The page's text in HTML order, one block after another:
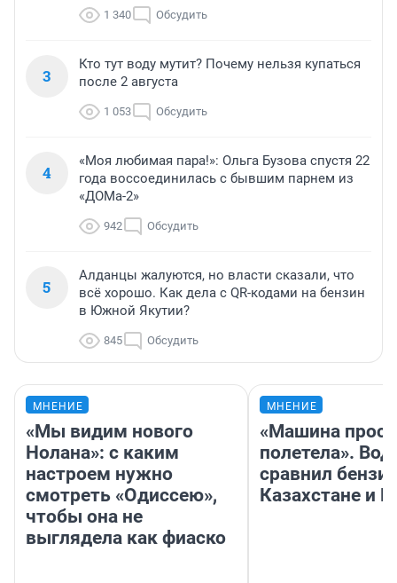
1 340 Обсудить
3
Кто тут воду мутит? Почему нельзя купаться
после 2 августа
1 053 Обсудить
4
«Моя любимая пара!»: Ольга Бузова спустя 22
года воссоединилась с бывшим парнем из
«ДОМа-2»
942 Обсудить
5
Алданцы жалуются, но власти сказали, что
всё хорошо. Как дела с QR-кодами на бензин
в Южной Якутии?
845 Обсудить
МНЕНИЕ
«Мы видим нового
Нолана»: с каким
настроем нужно
смотреть «Одиссею»,
чтобы она не
выглядела как фиаско
МНЕНИЕ
«Машина
полетела».
сравнил
Казахстане и